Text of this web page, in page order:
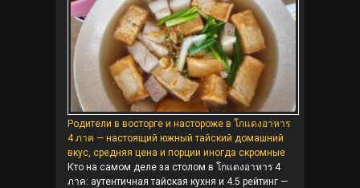
Родители в восторге и настороже в โกแดงอาหาร
4 ภาค — настоящий южный тайский домашний
вкус, средняя цена и порции иногда скромные
Кто на самом деле за столом в โกแดงอาหาร 4
ภาค: аутентичная тайская кухня и 4.5 рейтинг —